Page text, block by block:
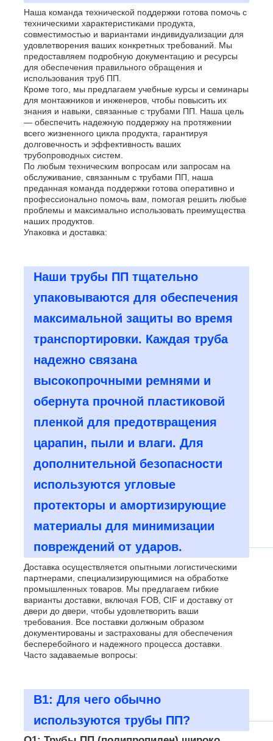
Наша команда технической поддержки готова помочь с
техническими характеристиками продукта,
совместимостью и вариантами индивидуализации для
удовлетворения ваших конкретных требований. Мы
предоставляем подробную документацию и ресурсы
для обеспечения правильного обращения и
использования труб ПП.
Кроме того, мы предлагаем учебные курсы и семинары
для монтажников и инженеров, чтобы повысить их
знания и навыки, связанные с трубами ПП. Наша цель
— обеспечить надежную поддержку на протяжении
всего жизненного цикла продукта, гарантируя
долговечность и эффективность ваших
трубопроводных систем.
По любым техническим вопросам или запросам на
обслуживание, связанным с трубами ПП, наша
преданная команда поддержки готова оперативно и
профессионально помочь вам, помогая решить любые
проблемы и максимально использовать преимущества
наших продуктов.
Упаковка и доставка:
Наши трубы ПП тщательно
упаковываются для обеспечения
максимальной защиты во время
транспортировки. Каждая труба
надежно связана
высокопрочными ремнями и
обернута прочной пластиковой
пленкой для предотвращения
царапин, пыли и влаги. Для
дополнительной безопасности
используются угловые
протекторы и амортизирующие
материалы для минимизации
повреждений от ударов.
Доставка осуществляется опытными логистическими
партнерами, специализирующимися на обработке
промышленных товаров. Мы предлагаем гибкие
варианты доставки, включая FOB, CIF и доставку от
двери до двери, чтобы удовлетворить ваши
требования. Все поставки должным образом
документированы и застрахованы для обеспечения
бесперебойного и надежного процесса доставки.
Часто задаваемые вопросы:
В1: Для чего обычно
используются трубы ПП?